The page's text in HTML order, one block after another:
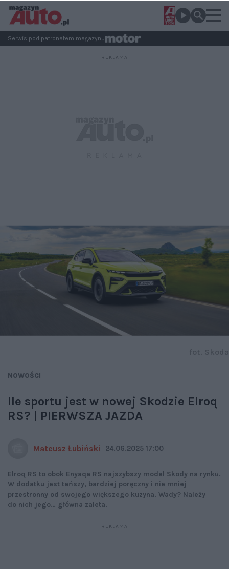
Serwis pod patronatem magazynu
NOWOŚCI
Ile sportu jest w nowej Skodzie Elroq
RS? | PIERWSZA JAZDA
Mateusz Łubiński 24.06.2025 17:00
Elroq RS to obok Enyaqa RS najszybszy model Skody na rynku.
W dodatku jest tańszy, bardziej poręczny i nie mniej
przestronny od swojego większego kuzyna. Wady? Należy
do nich jego… główna zaleta.